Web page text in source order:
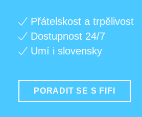
Přátelskost a trpělivost
Dostupnost 24/7
Umí i slovensky
PORADIT SE S FIFI